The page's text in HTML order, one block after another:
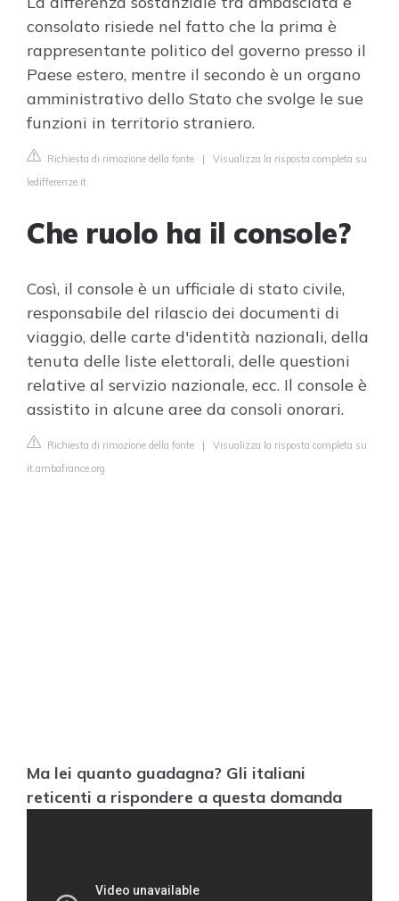
consolato risiede nel fatto che la prima è
rappresentante politico del governo presso il
Paese estero, mentre il secondo è un organo
amministrativo dello Stato che svolge le sue
funzioni in territorio straniero.
Richiesta di rimozione della fonte | Visualizza la risposta completa su
ledifferenze.it
Che ruolo ha il console?
Così, il console è un ufficiale di stato civile,
responsabile del rilascio dei documenti di
viaggio, delle carte d'identità nazionali, della
tenuta delle liste elettorali, delle questioni
relative al servizio nazionale, ecc. Il console è
assistito in alcune aree da consoli onorari.
Richiesta di rimozione della fonte | Visualizza la risposta completa su
it.ambafrance.org
Ma lei quanto guadagna? Gli italiani
reticenti a rispondere a questa domanda